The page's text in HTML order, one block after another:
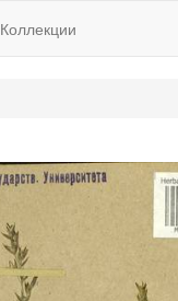
Коллекции